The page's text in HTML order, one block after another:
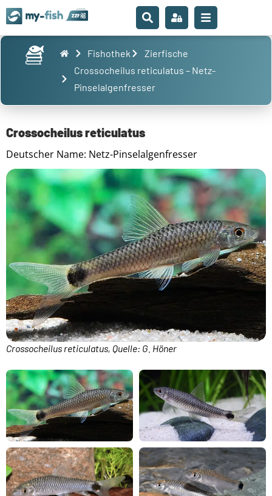
Fishothek
Zierfische
Crossocheilus reticulatus – Netz-
Pinselalgenfresser
Crossocheilus reticulatus
Deutscher Name: Netz-Pinselalgenfresser
Crossocheilus reticulatus, Quelle: G. Höner